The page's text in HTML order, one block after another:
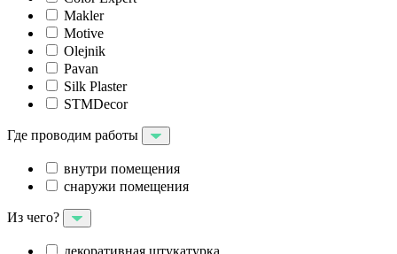
Makler
Motive
Olejnik
Pavan
Silk Plaster
STMDecor
Где проводим работы
внутри помещения
снаружи помещения
Из чего?
декоративная штукатурка